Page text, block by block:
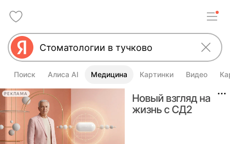
Поиск Алиса AI Медицина Картинки Видео
РЕКЛАМА